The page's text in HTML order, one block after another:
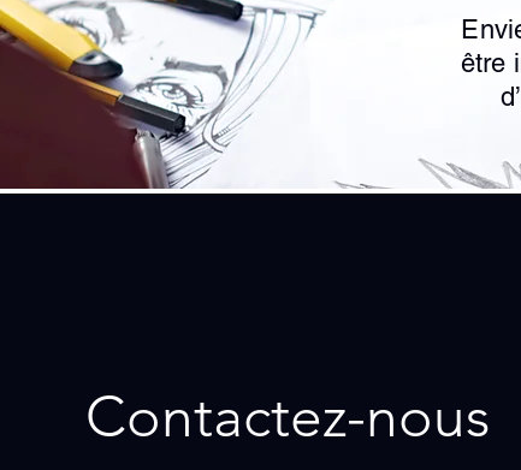
être
Contactez-nous